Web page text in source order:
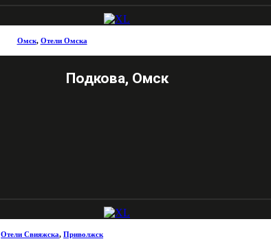
Омск, Отели Омска
Подкова, Омск
Отели Свияжска,Приволжск